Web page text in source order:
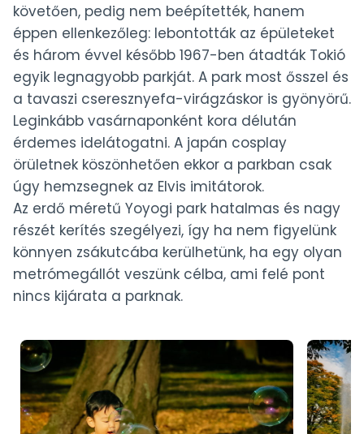
követően, pedig nem beépítették, hanem
éppen ellenkezőleg: lebontották az épületeket
és három évvel később 1967-ben átadták Tokió
egyik legnagyobb parkját. A park most ősszel és
a tavaszi cseresznyefa-virágzáskor is gyönyörű.
Leginkább vasárnaponként kora délután
érdemes idelátogatni. A japán cosplay
örületnek köszönhetően ekkor a parkban csak
úgy hemzsegnek az Elvis imitátorok.
Az erdő méretű Yoyogi park hatalmas és nagy
részét kerítés szegélyezi, így ha nem figyelünk
könnyen zsákutcába kerülhetünk, ha egy olyan
metrómegállót veszünk célba, ami felé pont
nincs kijárata a parknak.